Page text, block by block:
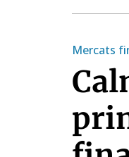
Mercats